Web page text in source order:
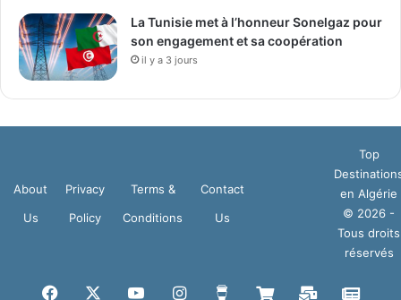
La Tunisie met à l’honneur Sonelgaz pour
son engagement et sa coopération
il y a 3 jours
About
Us
Privacy
Policy
Terms &
Conditions
Contact
Us
Top
en Algérie
© 2026 -
Tous droits
réservés
Facebook YouTubeInstagram
Buy BoutiqueMail